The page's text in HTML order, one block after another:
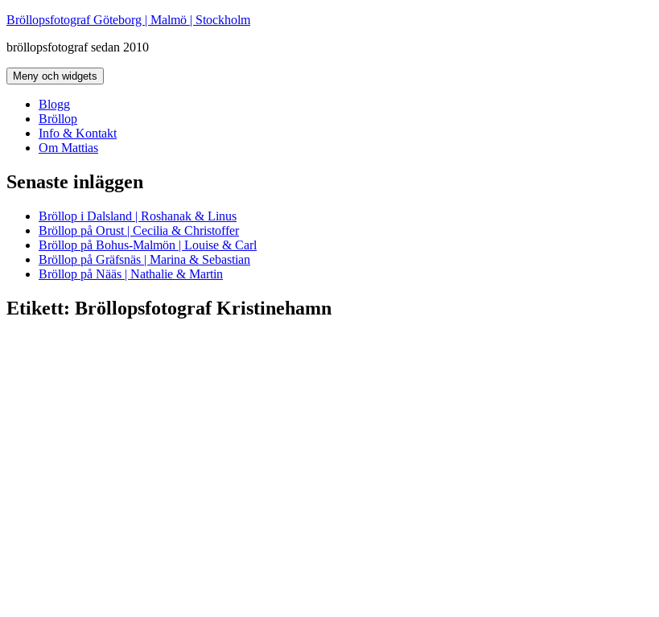
Hoppa
innehåll
Bröllopsfotograf Göteborg | Malmö | Stockholm
bröllopsfotograf sedan 2010
Meny och widgets
Blogg
Bröllop
Info & Kontakt
Om Mattias
Senaste inläggen
Bröllop i Dalsland | Roshanak & Linus
Bröllop på Orust | Cecilia & Christoffer
Bröllop på Bohus-Malmön | Louise & Carl
Bröllop på Gräfsnäs | Marina & Sebastian
Bröllop på Nääs | Nathalie & Martin
Etikett: Bröllopsfotograf Kristinehamn